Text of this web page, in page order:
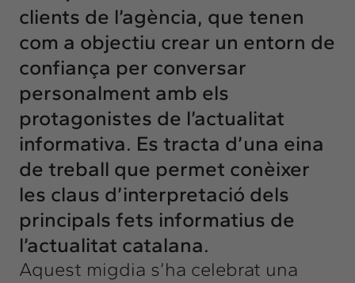
clients de l’agència, que tenen
com a objectiu crear un entorn de
confiança per conversar
personalment amb els
protagonistes de l’actualitat
informativa. Es tracta d’una eina
de treball que permet conèixer
les claus d’interpretació dels
principals fets informatius de
l’actualitat catalana.
Aquest migdia s’ha celebrat una